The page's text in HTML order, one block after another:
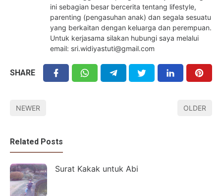
ini sebagian besar bercerita tentang lifestyle,
parenting (pengasuhan anak) dan segala sesuatu
yang berkaitan dengan keluarga dan perempuan.
Untuk kerjasama silakan hubungi saya melalui
email: sri.widiyastuti@gmail.com
SHARE
NEWER OLDER
Related Posts
Surat Kakak untuk Abi